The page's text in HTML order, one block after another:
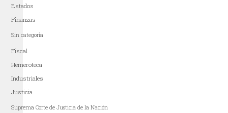
Estados
Finanzas
Sin categoría
Fiscal
Hemeroteca
Industriales
Justicia
Suprema Corte de Justicia de la Nación